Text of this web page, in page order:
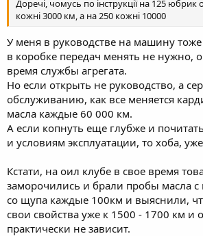
Доречі, чомусь по інструкції на 125 юбрик
кожні 3000 км, а на 250 кожні 10000
У меня в руководстве на машину
в коробке передач менять не нужно,
время службы агрегата.
Но если открыть не руководство, а
обслуживанию, как все меняется
масла каждые 60 000 км.
А если копнуть еще глубже и
и условиям эксплуатации, то хоба,
Кстати, на оил клубе в свое время
заморочились и брали пробы масла
со щупа каждые 100км и выяснили,
свои свойства уже к 1500 - 1700 км и
практически не зависит.